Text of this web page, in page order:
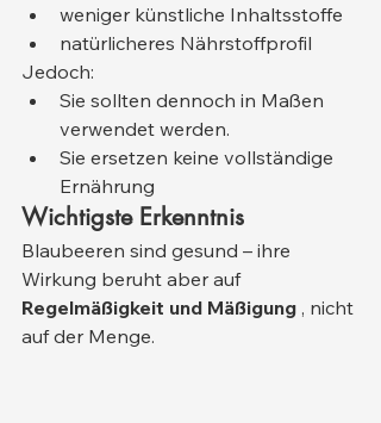
weniger künstliche Inhaltsstoffe
natürlicheres Nährstoffprofil
Jedoch:
Sie sollten dennoch in Maßen
verwendet werden.
Sie ersetzen keine vollständige
Ernährung
Wichtigste Erkenntnis
Blaubeeren sind gesund – ihre
Wirkung beruht aber auf
Regelmäßigkeit und Mäßigung , nicht
auf der Menge.